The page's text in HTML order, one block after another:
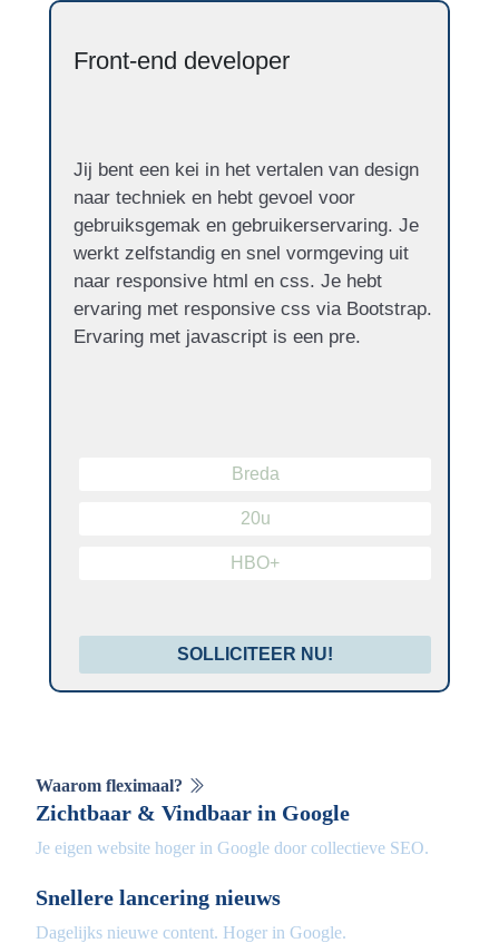
Front-end developer
Jij bent een kei in het vertalen van design
naar techniek en hebt gevoel voor
gebruiksgemak en gebruikerservaring. Je
werkt zelfstandig en snel vormgeving uit
naar responsive html en css. Je hebt
ervaring met responsive css via Bootstrap.
Ervaring met javascript is een pre.
Breda
20u
HBO+
SOLLICITEER NU!
Waarom fleximaal?
Zichtbaar & Vindbaar in Google
Je eigen website hoger in Google door collectieve SEO.
Snellere lancering nieuws
Dagelijks nieuwe content. Hoger in Google.